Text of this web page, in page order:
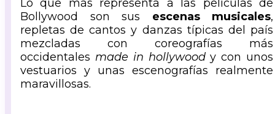
Lo que más representa a las películas de
Bollywood son sus escenas musicales,
repletas de cantos y danzas típicas del país
mezcladas con coreografías más
occidentales made in hollywoody con unos
vestuarios y unas escenografías realmente
maravillosas.